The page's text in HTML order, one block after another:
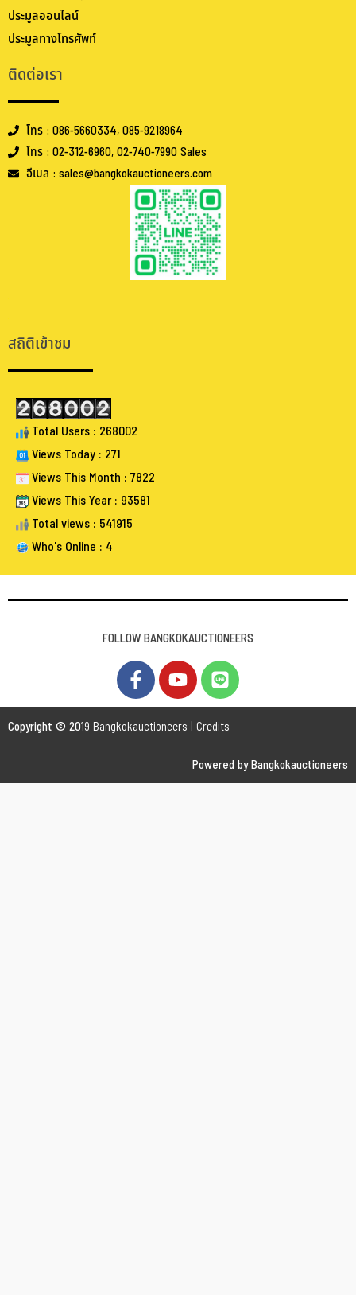
ประมูลออนไลน์
ประมูลทางโทรศัพท์
ติดต่อเรา
โทร : 086-5660334, 085-9218964
โทร : 02-312-6960, 02-740-7990 Sales
อีเมล : sales@bangkokauctioneers.com
สถิติเข้าชม
Total Users : 268002
Views Today : 271
Views This Month : 7822
Views This Year : 93581
Total views : 541915
Who's Online : 4
FOLLOW BANGKOKAUCTIONEERS
Copyright © 2019 Bangkokauctioneers | Credits
Powered by Bangkokauctioneers